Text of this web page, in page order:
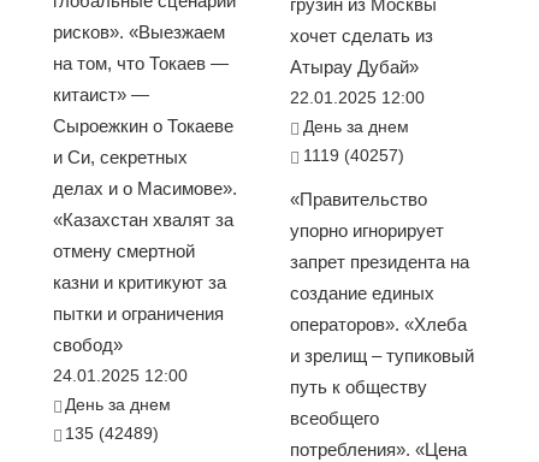
рисков». «Выезжаем
на том, что Токаев —
китаист» —
Сыроежкин о Токаеве
и Си, секретных
делах и о Масимове».
«Казахстан хвалят за
отмену смертной
казни и критикуют за
пытки и ограничения
свобод»
24.01.2025 12:00
День за днем
135 (42489)
грузин из Москвы
хочет сделать из
Атырау Дубай»
22.01.2025 12:00
День за днем
1119 (40257)
«Правительство
упорно игнорирует
запрет президента на
создание единых
операторов». «Хлеба
и зрелищ – тупиковый
путь к обществу
всеобщего
потребления». «Цена